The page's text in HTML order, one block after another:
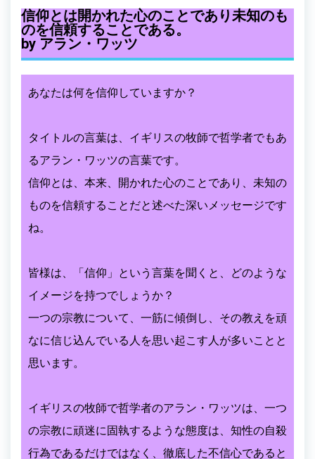
信仰とは開かれた心のことであり未知のも
のを信頼することである。
by アラン・ワッツ
あなたは何を信仰していますか？
タイトルの言葉は、イギリスの牧師で哲学者でもあ
るアラン・ワッツの言葉です。
信仰とは、本来、開かれた心のことであり、未知の
ものを信頼することだと述べた深いメッセージです
ね。
皆様は、「信仰」という言葉を聞くと、どのような
イメージを持つでしょうか？
一つの宗教について、一筋に傾倒し、その教えを頑
なに信じ込んでいる人を思い起こす人が多いことと
思います。
イギリスの牧師で哲学者のアラン・ワッツは、一つ
の宗教に頑迷に固執するような態度は、知性の自殺
行為であるだけではなく、徹底した不信心であると